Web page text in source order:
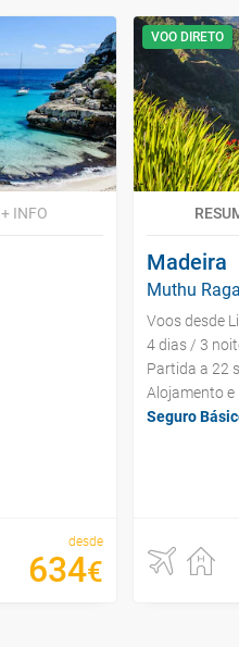
+ INFO
desde
634€
VOO DIRETO
Madeira
Muthu
Voos desde
4 dias / 3
Partida a 22
Alojamento
Seguro